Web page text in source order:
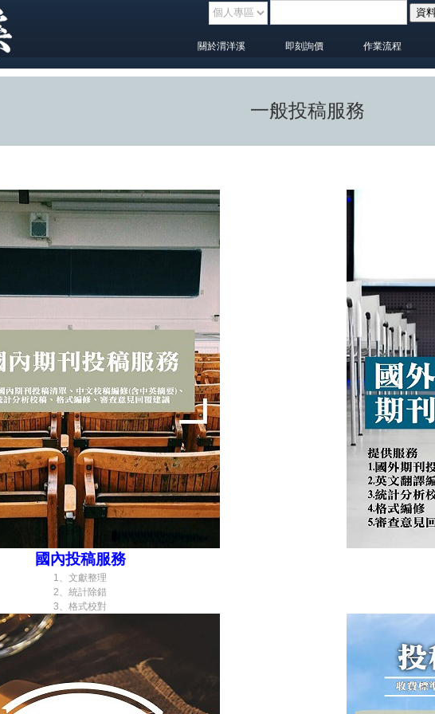
關於渭洋溪 即刻詢價 作業流程
一般投稿服務
國內投稿服務
1、文獻整理
2、統計除錯
3、格式校對